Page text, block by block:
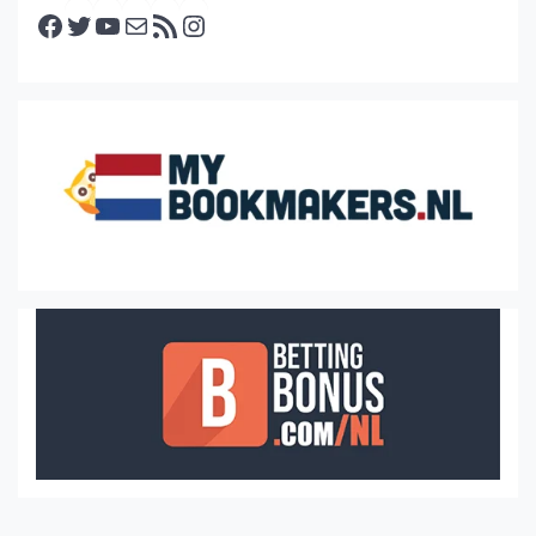
Facebook Twitter YouTube E-mail RSS feed